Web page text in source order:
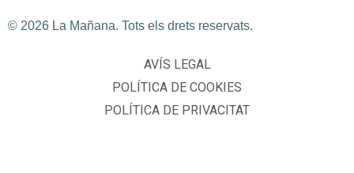
© 2026 La Mañana. Tots els drets reservats.
AVÍS LEGAL
POLÍTICA DE COOKIES
POLÍTICA DE PRIVACITAT